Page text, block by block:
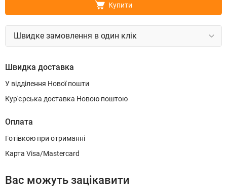
Купити
Швидке замовлення в один клік
Швидка доставка
У відділення Нової пошти
Кур'єрська доставка Новою поштою
Оплата
Готівкою при отриманні
Карта Visa/Mastercard
Вас можуть зацікавити